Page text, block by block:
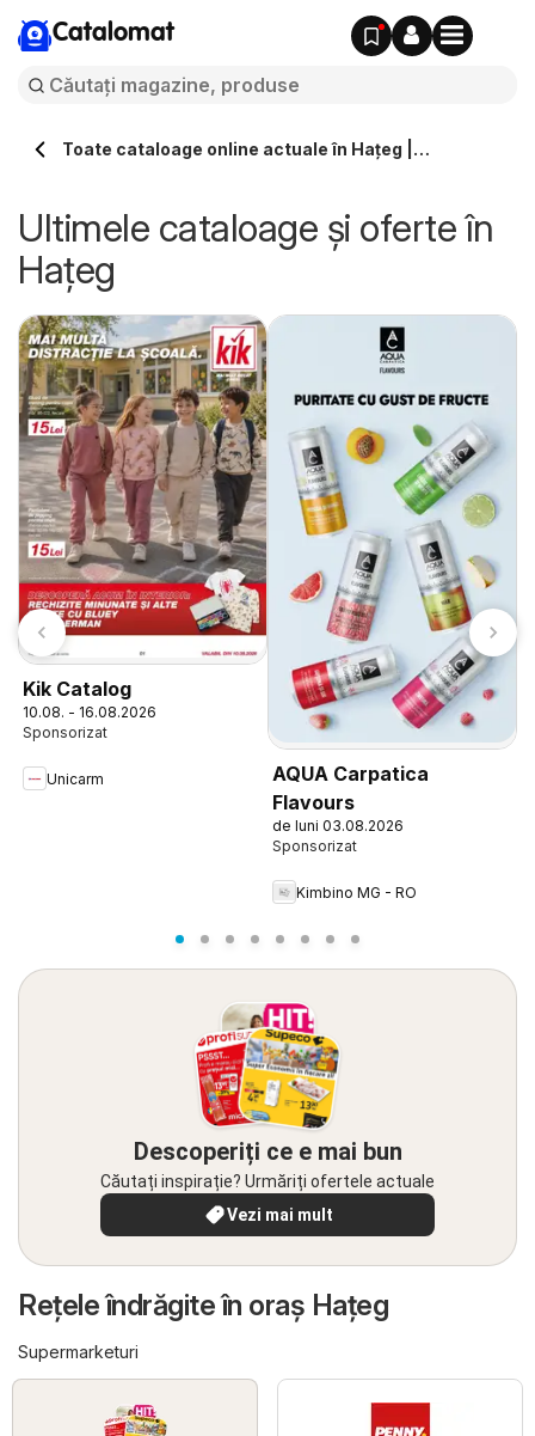
Catalomat
Toate cataloage online actuale în Haţeg |
Ultimele cataloage și oferte în
Haţeg
Kik Catalog
10.08. - 16.08.2026
Unicarm
AQUA Carpatica
Flavours
de luni 03.08.2026
Kimbino MG - RO
Descoperiți ce e mai bun
Căutați inspirație? Urmăriți ofertele actuale
Vezi mai mult
Reţele îndrăgite în oraş Haţeg
Supermarketuri